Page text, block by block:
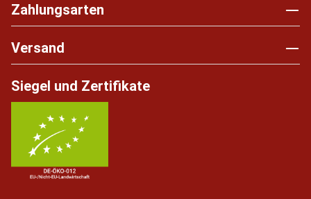
Zahlungsarten
Versand
Siegel und Zertifikate